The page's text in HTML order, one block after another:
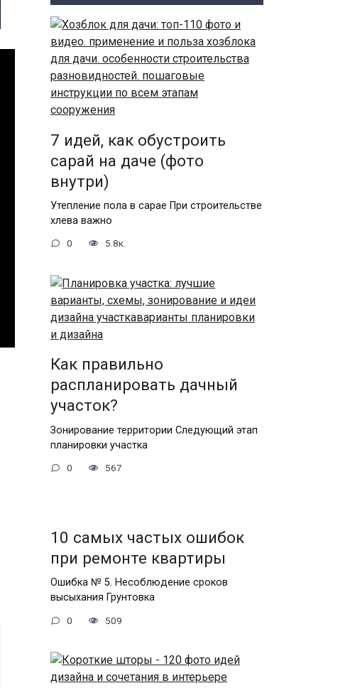
7 идей, как обустроить
сарай на даче (фото
внутри)
Утепление пола в сарае При строительстве
хлева важно
0 5.8к.
Как правильно
распланировать дачный
участок?
Зонирование территории Следующий этап
планировки участка
0 567
10 самых частых ошибок
при ремонте квартиры
Ошибка № 5. Несоблюдение сроков
высыхания Грунтовка
0 509